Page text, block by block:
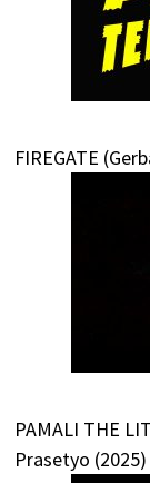
FIREGATE
PAMALI THE
Prasetyo (2025)